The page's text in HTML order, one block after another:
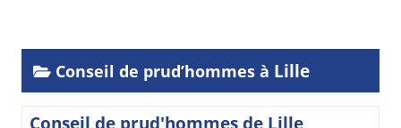
Conseil de prud’hommes à Lille